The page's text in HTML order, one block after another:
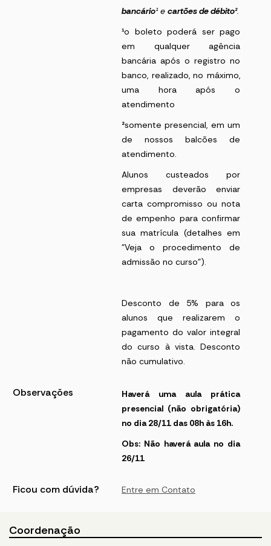
bancário¹e cartões de débito².
¹o boleto poderá ser pago
em qualquer agência
bancária após o registro no
banco, realizado, no máximo,
uma hora após o
atendimento
²somente presencial, em um
de nossos balcões de
atendimento.
Alunos custeados por
empresas deverão enviar
carta compromisso ou nota
de empenho para confirmar
sua matrícula (detalhes em
"Veja o procedimento de
admissão no curso").
Desconto de 5% para os
alunos que realizarem o
pagamento do valor integral
do curso à vista. Desconto
não cumulativo.
Observações
Haverá uma aula prática
presencial (não obrigatória)
no dia 28/11 das 08h às 16h.
Obs: Não haverá aula no dia
26/11
Ficou com dúvida? Entre em Contato
Coordenação